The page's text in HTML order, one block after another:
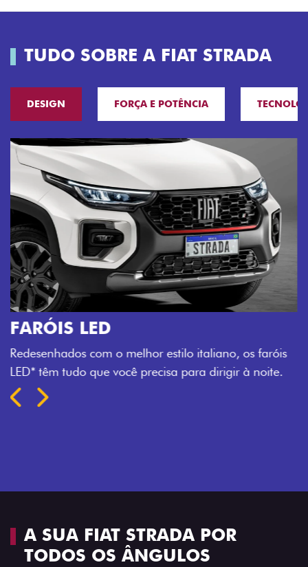
TUDO SOBRE A FIAT STRADA
DESIGN FORÇA E POTÊNCIA
O VERDADEIRO 5 LUGARES E 4
PORTAS
Todo mundo pode viajar confortável na Fiat Strada,
que conta com cabine dupla de 5 lugares e 4 portas.
A SUA FIAT STRADA POR
TODOS OS ÂNGULOS